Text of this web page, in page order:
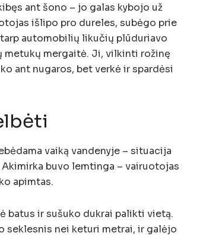
ant šono – jo galas kybojo už
išlipo pro dureles, subėgo prie
automobilių likučių plūduriavo
metukų mergaitė. Ji, vilkinti rožinę
ant nugaros, bet verkė ir spardėsi
vaiką vandenyje – situacija
buvo lemtinga – vairuotojas
apimtas.
batus ir sušuko dukrai palikti vietą.
seklesnis nei keturi metrai, ir galėjo